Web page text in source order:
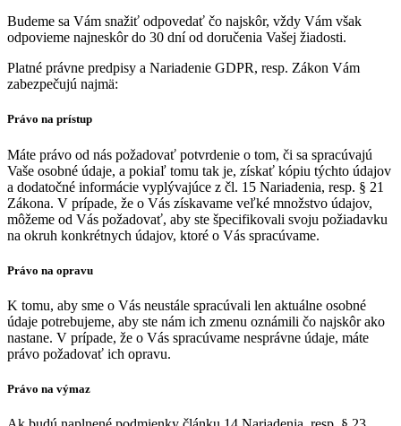
Budeme sa Vám snažiť odpovedať čo najskôr, vždy Vám však
odpovieme najneskôr do 30 dní od doručenia Vašej žiadosti.
Platné právne predpisy a Nariadenie GDPR, resp. Zákon Vám
zabezpečujú najmä:
Právo na prístup
Máte právo od nás požadovať potvrdenie o tom, či sa spracúvajú
Vaše osobné údaje, a pokiaľ tomu tak je, získať kópiu týchto údajov
a dodatočné informácie vyplývajúce z čl. 15 Nariadenia, resp. § 21
Zákona. V prípade, že o Vás získavame veľké množstvo údajov,
môžeme od Vás požadovať, aby ste špecifikovali svoju požiadavku
na okruh konkrétnych údajov, ktoré o Vás spracúvame.
Právo na opravu
K tomu, aby sme o Vás neustále spracúvali len aktuálne osobné
údaje potrebujeme, aby ste nám ich zmenu oznámili čo najskôr ako
nastane. V prípade, že o Vás spracúvame nesprávne údaje, máte
právo požadovať ich opravu.
Právo na výmaz